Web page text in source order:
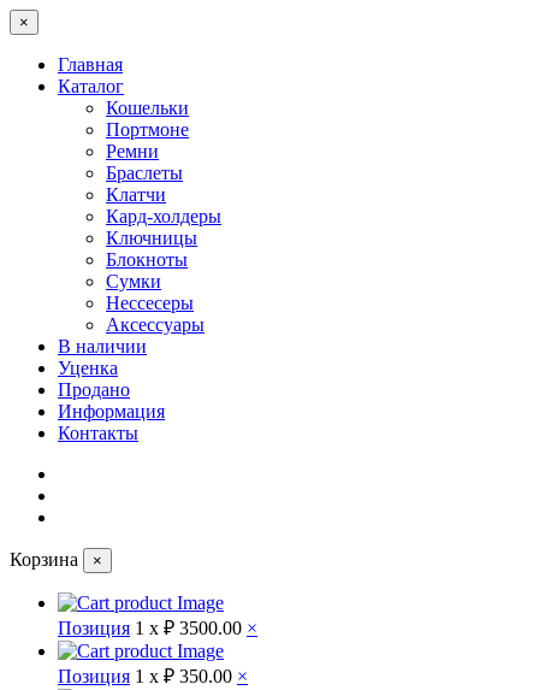
×
Главная
Каталог
Кошельки
Портмоне
Ремни
Браслеты
Клатчи
Кард-холдеры
Ключницы
Блокноты
Сумки
Нессесеры
Аксессуары
В наличии
Уценка
Продано
Информация
Контакты
Корзина ×
Позиция 1 x ₽ 3500.00 ×
Позиция 1 x ₽ 350.00 ×